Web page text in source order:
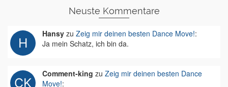
Neuste Kommentare
Hansy zu Zeig mir deinen besten Dance Move!:
Ja mein Schatz, ich bin da.
Comment-king zu Zeig mir deinen besten Dance
Move!: